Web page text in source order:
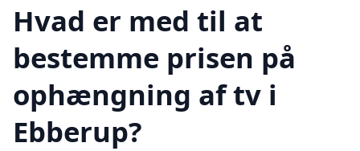
Hvad er med til at
bestemme prisen på
ophængning af tv i
Ebberup?